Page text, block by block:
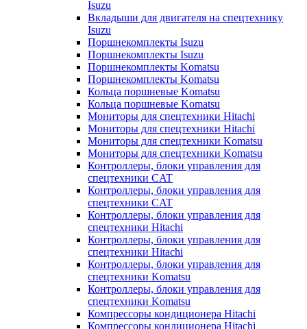
Isuzu
Вкладыши для двигателя на спецтехнику
Isuzu
Поршнекомплекты Isuzu
Поршнекомплекты Isuzu
Поршнекомплекты Komatsu
Поршнекомплекты Komatsu
Кольца поршневые Komatsu
Кольца поршневые Komatsu
Мониторы для спецтехники Hitachi
Мониторы для спецтехники Hitachi
Мониторы для спецтехники Komatsu
Мониторы для спецтехники Komatsu
Контроллеры, блоки управления для
спецтехники CAT
Контроллеры, блоки управления для
спецтехники CAT
Контроллеры, блоки управления для
спецтехники Hitachi
Контроллеры, блоки управления для
спецтехники Hitachi
Контроллеры, блоки управления для
спецтехники Komatsu
Контроллеры, блоки управления для
спецтехники Komatsu
Компрессоры кондиционера Hitachi
Компрессоры кондиционера Hitachi